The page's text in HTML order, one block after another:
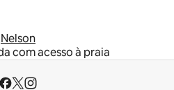
Nelson
com acesso à praia